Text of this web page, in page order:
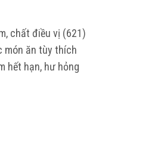
chất điều vị (621)
món ăn tùy thích
hết hạn, hư hỏng